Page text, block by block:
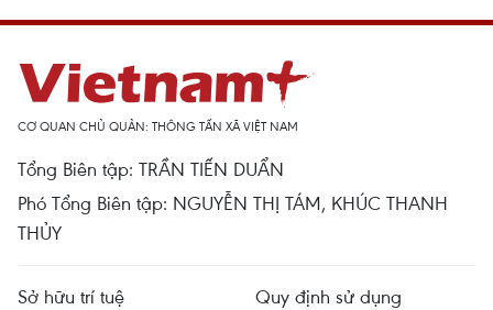
CƠ QUAN CHỦ QUẢN: THÔNG TẤN XÃ VIỆT NAM
Tổng Biên tập: TRẦN TIẾN DUẨN
Phó Tổng Biên tập: NGUYỄN THỊ TÁM, KHÚC THANH
THỦY
Sở hữu trí tuệ
Quy định sử dụng